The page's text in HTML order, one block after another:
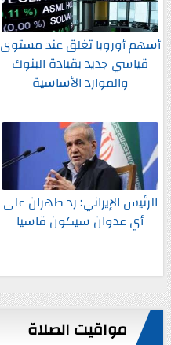
أسهم أوروبا تغلق عند مستوى
قياسي جديد بقيادة البنوك
والموارد الأساسية
الرئيس الإيراني: رد طهران على
أي عدوان سيكون قاسيا
مواقيت الصلاة